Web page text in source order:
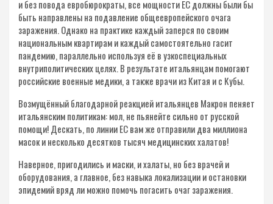
и без повода евробюрократы, все мощности ЕС должны были бы
быть направлены на подавление общеевропейского очага
заражения. Однако на практике каждый заперся по своим
национальным квартирам и каждый самостоятельно гасит
пандемию, параллельно используя её в узкоспециальных
внутриполитических целях. В результате итальянцам помогают
российские военные медики, а также врачи из Китая и с Кубы.
Возмущённый благодарной реакцией итальянцев Макрон пеняет
итальянским политикам: мол, не пьянейте сильно от русской
помощи! Дескать, по линии ЕС вам же отправили два миллиона
масок и несколько десятков тысяч медицинских халатов!
Наверное, пригодились и маски, и халаты, но без врачей и
оборудования, а главное, без навыка локализации и остановки
эпидемий вряд ли можно помочь погасить очаг заражения.